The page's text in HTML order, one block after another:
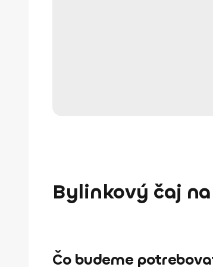
Bylinkový čaj
Čo budeme